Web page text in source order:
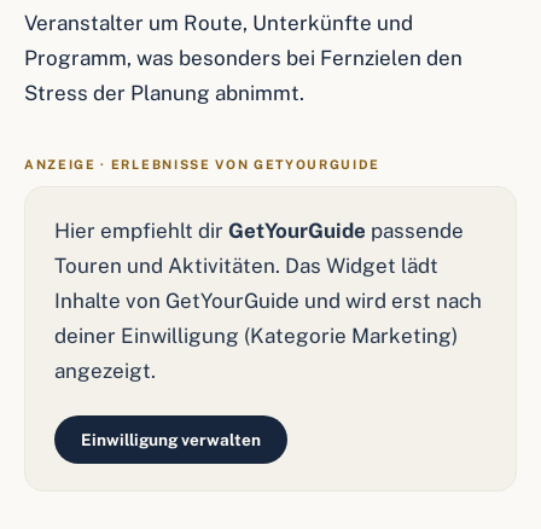
Veranstalter um Route, Unterkünfte und
Programm, was besonders bei Fernzielen den
Stress der Planung abnimmt.
ANZEIGE · ERLEBNISSE VON GETYOURGUIDE
Hier empfiehlt dir GetYourGuide passende
Touren und Aktivitäten. Das Widget lädt
Inhalte von GetYourGuide und wird erst nach
deiner Einwilligung (Kategorie Marketing)
angezeigt.
Einwilligung verwalten